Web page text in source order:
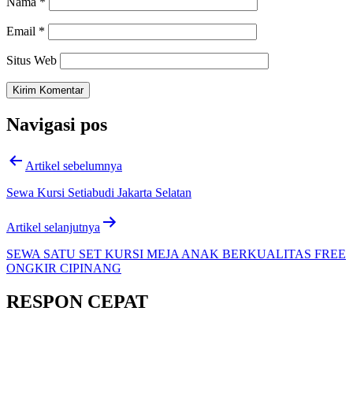
Email *
Situs Web
Navigasi pos
Artikel sebelumnya
Sewa Kursi Setiabudi Jakarta Selatan
Artikel selanjutnya
SEWA SATU SET KURSI MEJA ANAK BERKUALITAS FREE
ONGKIR CIPINANG
RESPON CEPAT